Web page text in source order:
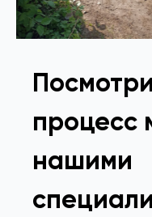
процесс
нашими